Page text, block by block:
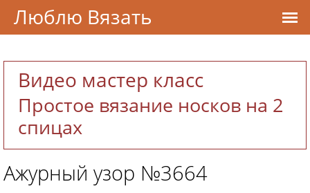
Видео мастер класс
Простое вязание носков на 2
спицах
Ажурный узор №3664
Люблю Вязать